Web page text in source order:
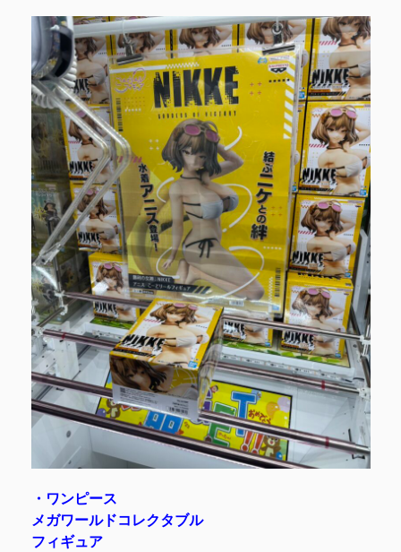
・ワンピース
メガワールドコレクタブル
フィギュア